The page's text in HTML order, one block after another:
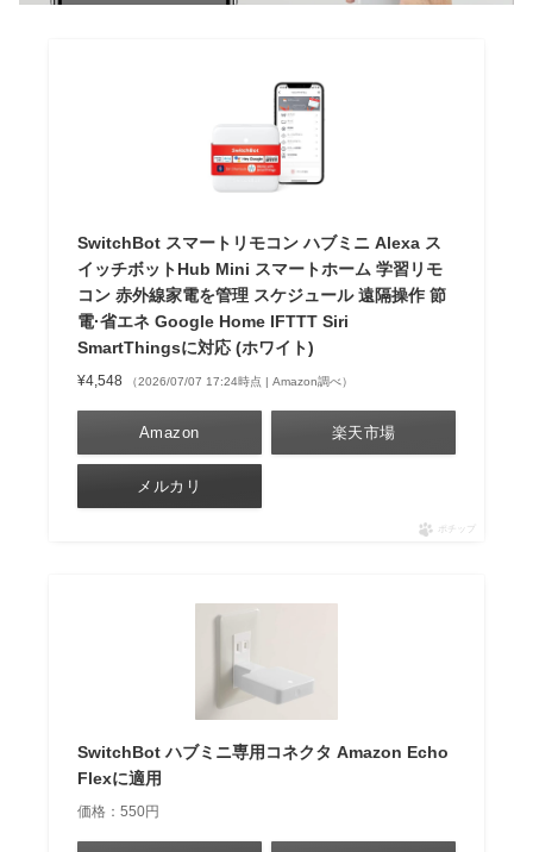
SwitchBot スマートリモコン ハブミニ Alexa ス
イッチボットHub Mini スマートホーム 学習リモ
コン 赤外線家電を管理 スケジュール 遠隔操作 節
電·省エネ Google Home IFTTT Siri
SmartThingsに対応 (ホワイト)
¥4,548 （2026/07/07 17:24時点 | Amazon調べ）
Amazon 楽天市場
メルカリ
ポチップ
SwitchBot ハブミニ専用コネクタ Amazon Echo
Flexに適用
価格：550円